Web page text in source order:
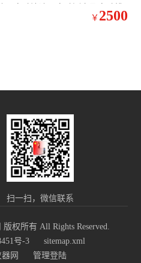
显示。
￥ 2500
扫一扫，微信联系
权所有 All Rights Reserved.
号-3
sitemap.xml
网 管理登陆